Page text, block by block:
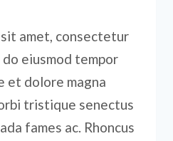
amet, consectetur
eiusmod tempor
et dolore magna
tristique senectus
fames ac. Rhoncus